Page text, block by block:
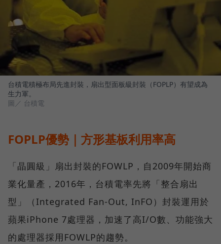
台積電積極布局先進封裝，扇出型面板級封裝（FOPLP）有望成為
生力軍。
圖／ 台積電
FOPLP優勢｜方形基板利用率高
「晶圓級」扇出封裝的FOWLP，自2009年開始商
業化量產，2016年，台積電率先將「整合扇出
型」（Integrated Fan-Out, InFO）封裝運用於
蘋果iPhone 7處理器，加速了高I/O數、功能強大
的處理器採用FOWLP的趨勢。